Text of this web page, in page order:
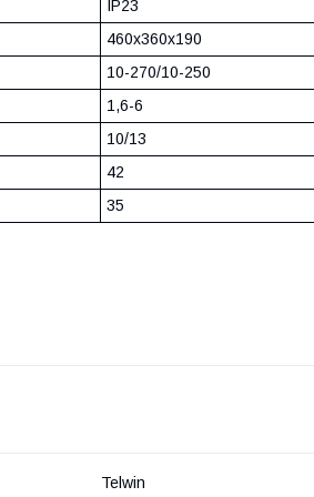
IP23
460х360х190
10-270/10-250
1,6-6
10/13
42
35
Telwin